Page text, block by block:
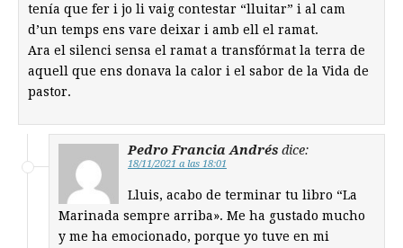
tenía que fer i jo li vaig contestar “lluitar” i al cam
d’un temps ens vare deixar i amb ell el ramat.
Ara el silenci sensa el ramat a transfórmat la terra de
aquell que ens donava la calor i el sabor de la Vida de
pastor.
Pedro Francia Andrés dice:
18/11/2021 a las 18:01
Lluis, acabo de terminar tu libro “La
Marinada sempre arriba». Me ha gustado mucho
y me ha emocionado, porque yo tuve en mi